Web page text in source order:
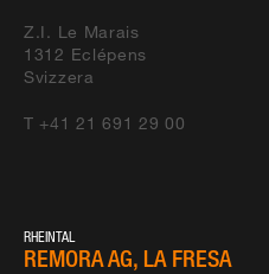
Z.I. Le Marais
1312 Eclépens
Svizzera
T +41 21 691 29 00
RHEINTAL
REMORA AG, LA FRESA